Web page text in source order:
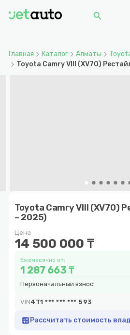
search
Главная Каталог Алматы
Toyota Camry VIII (XV70)
Toyota Camry VIII (XV70)
– 2025)
Цена
14 500 000 ₸
Ежемесячно от:
1 287 663 ₸
Первоначальный взнос:
VIN4T1 *** *** *** 593
calculate Рассчитать стоимость